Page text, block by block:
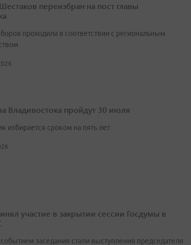
переизбран на пост главы
проходила в соответствии с региональным
Владивостока пройдут 30 июля
избирается сроком на пять лет
участие в закрытии сессии Госдумы в
заседания стали выступления председателя